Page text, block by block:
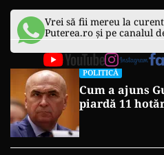
Vrei să fii mereu la
Puterea.ro și pe canalul
POLITICĂ
Cum a ajuns
piardă 11